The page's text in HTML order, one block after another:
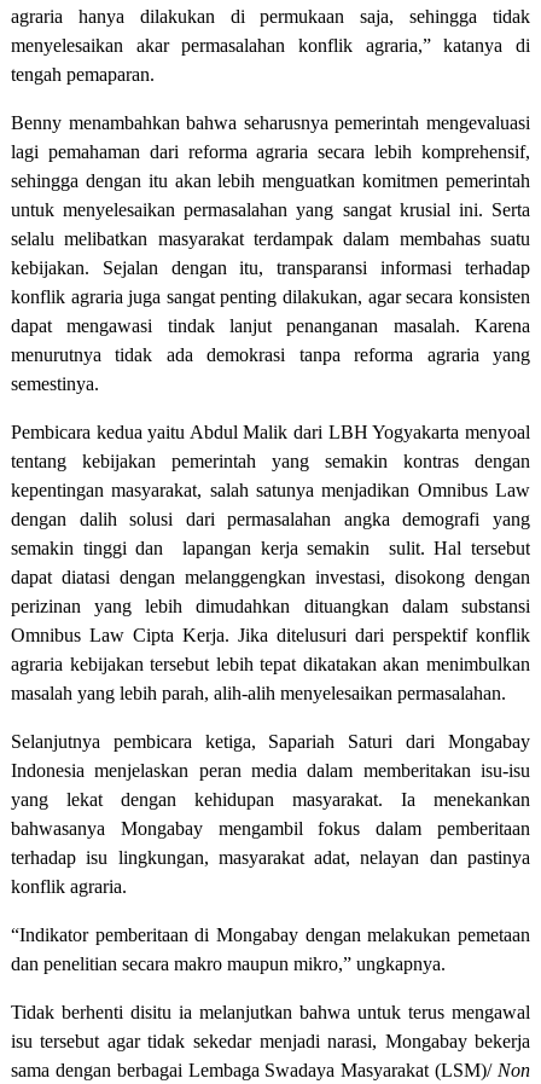
agraria hanya dilakukan di permukaan saja, sehingga tidak
menyelesaikan akar permasalahan konflik agraria,” katanya di
tengah pemaparan.
Benny menambahkan bahwa seharusnya pemerintah mengevaluasi
lagi pemahaman dari reforma agraria secara lebih komprehensif,
sehingga dengan itu akan lebih menguatkan komitmen pemerintah
untuk menyelesaikan permasalahan yang sangat krusial ini. Serta
selalu melibatkan masyarakat terdampak dalam membahas suatu
kebijakan. Sejalan dengan itu, transparansi informasi terhadap
konflik agraria juga sangat penting dilakukan, agar secara konsisten
dapat mengawasi tindak lanjut penanganan masalah. Karena
menurutnya tidak ada demokrasi tanpa reforma agraria yang
semestinya.
Pembicara kedua yaitu Abdul Malik dari LBH Yogyakarta menyoal
tentang kebijakan pemerintah yang semakin kontras dengan
kepentingan masyarakat, salah satunya menjadikan Omnibus Law
dengan dalih solusi dari permasalahan angka demografi yang
semakin tinggi dan
lapangan kerja semakin
sulit. Hal tersebut
dapat diatasi dengan melanggengkan investasi, disokong dengan
perizinan yang lebih dimudahkan dituangkan dalam substansi
Omnibus Law Cipta Kerja. Jika ditelusuri dari perspektif konflik
agraria kebijakan tersebut lebih tepat dikatakan akan menimbulkan
masalah yang lebih parah, alih-alih menyelesaikan permasalahan.
Selanjutnya pembicara ketiga, Sapariah Saturi dari Mongabay
Indonesia menjelaskan peran media dalam memberitakan isu-isu
yang lekat dengan kehidupan masyarakat. Ia menekankan
bahwasanya Mongabay mengambil fokus dalam pemberitaan
terhadap isu lingkungan, masyarakat adat, nelayan dan pastinya
konflik agraria.
“Indikator pemberitaan di Mongabay dengan melakukan pemetaan
dan penelitian secara makro maupun mikro,” ungkapnya.
Tidak berhenti disitu ia melanjutkan bahwa untuk terus mengawal
isu tersebut agar tidak sekedar menjadi narasi, Mongabay bekerja
sama dengan berbagai Lembaga Swadaya Masyarakat (LSM)/Non